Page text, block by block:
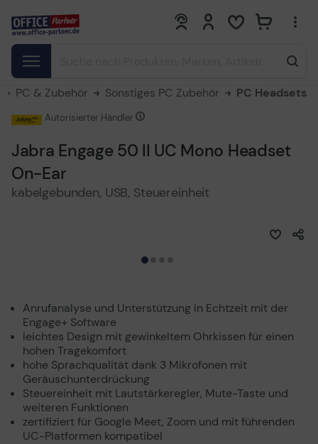
0 0
PC & Zubehör Sonstiges PC Zubehör PC Headsets
Jabra Engage 50 II UC Mono Headset
On-Ear
kabelgebunden, USB, Steuereinheit
Autorisierter Händler
Anrufanalyse und Unterstützung in Echtzeit mit der
Engage+ Software
leichtes Design mit gewinkeltem Ohrkissen für einen
hohen Tragekomfort
hohe Sprachqualität dank 3 Mikrofonen mit
Geräuschunterdrückung
Steuereinheit mit Lautstärkeregler, Mute-Taste und
weiteren Funktionen
zertifiziert für Google Meet, Zoom und mit führenden
UC-Platformen kompatibel